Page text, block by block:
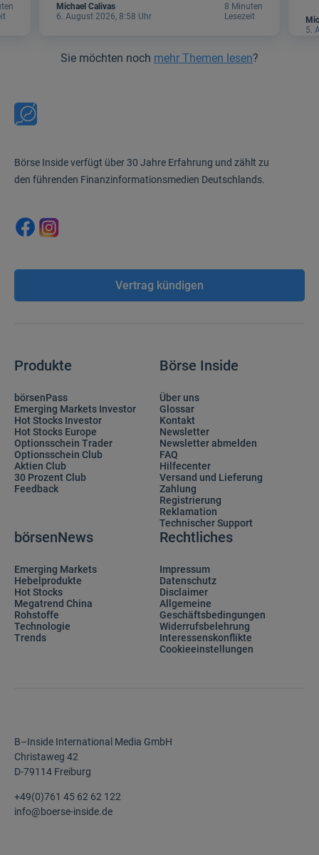
Michael Calivas
6. August 2026, 8:58 Uhr
8 Minuten
Lesezeit
5.
Sie möchten noch mehr Themen lesen?
Börse Inside verfügt über 30 Jahre Erfahrung und zählt zu
den führenden Finanzinformationsmedien Deutschlands.
Vertrag kündigen
Produkte
börsenPass
Emerging Markets Investor
Hot Stocks Investor
Hot Stocks Europe
Optionsschein Trader
Optionsschein Club
Aktien Club
30 Prozent Club
Feedback
Börse Inside
Über uns
Glossar
Kontakt
Newsletter
Newsletter abmelden
FAQ
Hilfecenter
Versand und Lieferung
Zahlung
Registrierung
Reklamation
Technischer Support
börsenNews
Emerging Markets
Hebelprodukte
Hot Stocks
Megatrend China
Rohstoffe
Technologie
Trends
Rechtliches
Impressum
Datenschutz
Disclaimer
Allgemeine
Geschäftsbedingungen
Widerrufsbelehrung
Interessenskonflikte
Cookieeinstellungen
B–Inside International Media GmbH
Christaweg 42
D-79114 Freiburg
+49(0)761 45 62 62 122
info@boerse-inside.de